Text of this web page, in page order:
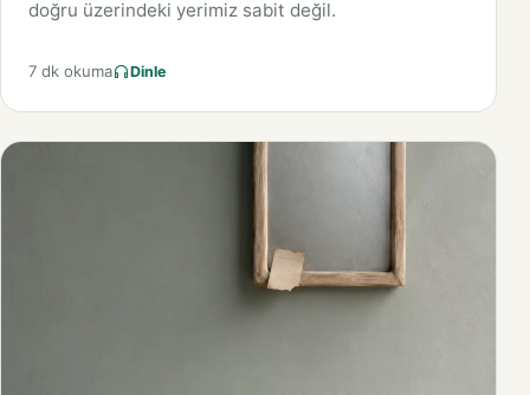
doğru üzerindeki yerimiz sabit değil.
7 dk okuma Dinle